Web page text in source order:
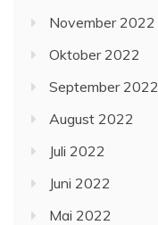
November 2022
Oktober 2022
September 2022
August 2022
Juli 2022
Juni 2022
Mai 2022